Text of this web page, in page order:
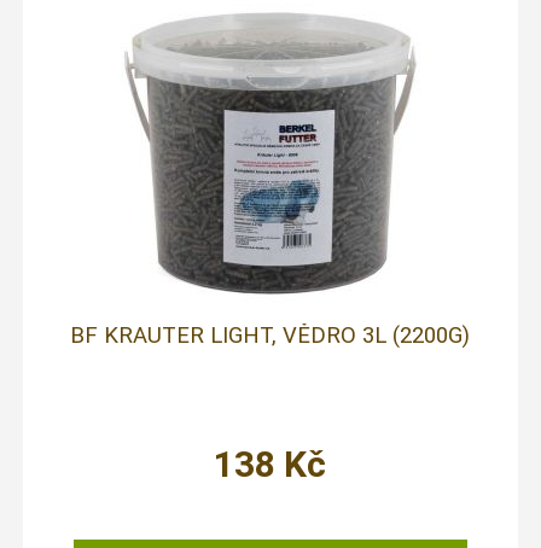
BF KRAUTER LIGHT, VĚDRO 3L (2200G)
138 Kč